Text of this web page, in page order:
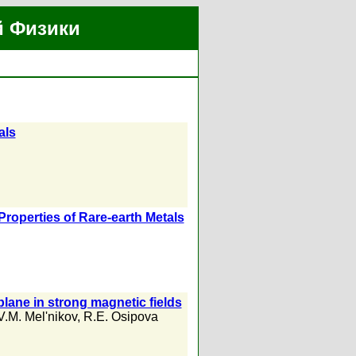
Физики
of Rare-earth Metals
in strong magnetic fields
Mel'nikov, R.E. Osipova